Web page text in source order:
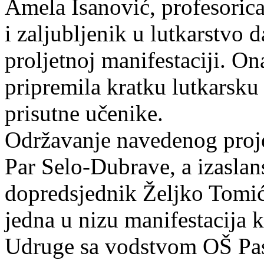
Amela Isanović,
i zaljubljenik u lutkarstvo
proljetnoj manifestaciji.
pripremila kratku
prisutne učenike.
Održavanje navedenog
Par Selo-Dubrave, a
dopredsjednik Željko
jedna u nizu manifestacija
Udruge sa vodstvom OŠ